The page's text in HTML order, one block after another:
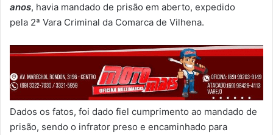
anos, havia mandado de prisão em aberto, expedido
pela 2ª Vara Criminal da Comarca de Vilhena.
Dados os fatos, foi dado fiel cumprimento ao mandado de
prisão, sendo o infrator preso e encaminhado para